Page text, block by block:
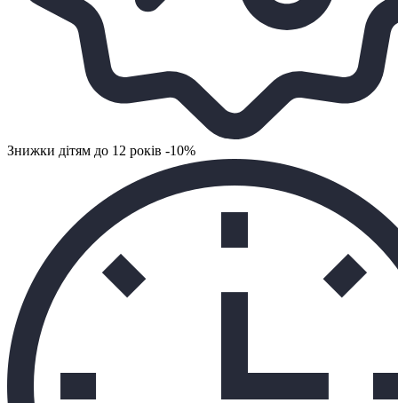
Знижки дітям до 12 років -10%